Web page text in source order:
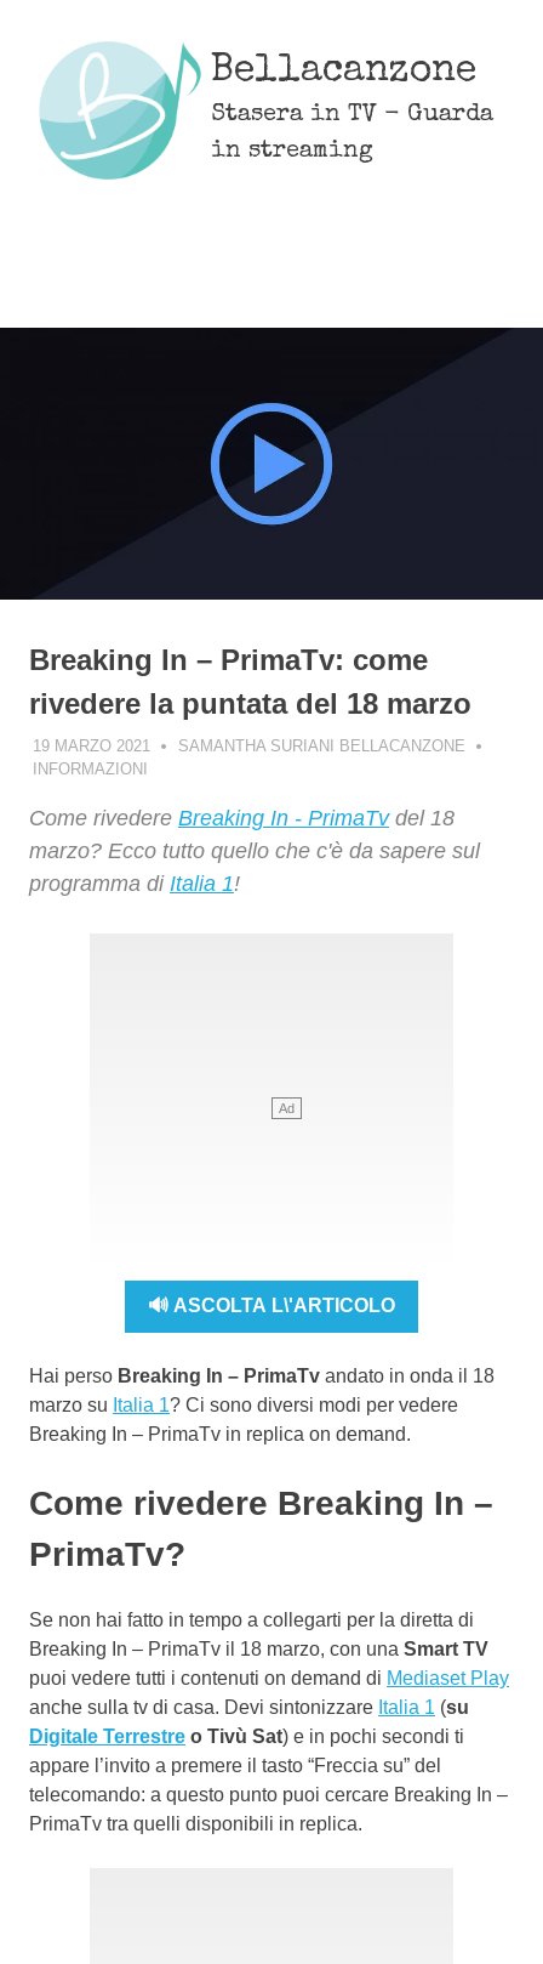
content
Bellacanzone
Stasera in TV - Guarda
in streaming
Breaking In – PrimaTv: come
rivedere la puntata del 18 marzo
19 MARZO 2021
SAMANTHA SURIANI BELLACANZONE
INFORMAZIONI
Come rivedere Breaking In - PrimaTvdel 18
marzo? Ecco tutto quello che c'è da sapere sul
programma di Italia 1!
🔊 ASCOLTA L\'ARTICOLO
Hai perso Breaking In – PrimaTv andato in onda il 18
marzo su Italia 1? Ci sono diversi modi per vedere
Breaking In – PrimaTv in replica on demand.
Come rivedere Breaking In –
PrimaTv?
Se non hai fatto in tempo a collegarti per la diretta di
Breaking In – PrimaTv il 18 marzo, con una Smart TV
puoi vedere tutti i contenuti on demand di Mediaset Play
anche sulla tv di casa. Devi sintonizzare Italia 1 (su
Digitale Terrestre o Tivù Sat) e in pochi secondi ti
appare l’invito a premere il tasto “Freccia su” del
telecomando: a questo punto puoi cercare Breaking In –
PrimaTv tra quelli disponibili in replica.